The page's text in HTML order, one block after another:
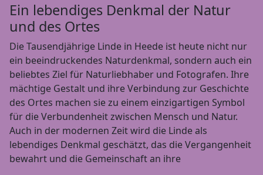
Ein lebendiges Denkmal der Natur
und des Ortes
Die Tausendjährige Linde in Heede ist heute nicht nur
ein beeindruckendes Naturdenkmal, sondern auch ein
beliebtes Ziel für Naturliebhaber und Fotografen. Ihre
mächtige Gestalt und ihre Verbindung zur Geschichte
des Ortes machen sie zu einem einzigartigen Symbol
für die Verbundenheit zwischen Mensch und Natur.
Auch in der modernen Zeit wird die Linde als
lebendiges Denkmal geschätzt, das die Vergangenheit
bewahrt und die Gemeinschaft an ihre